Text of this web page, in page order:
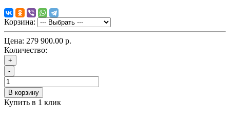
Корзина:
Цена: 279 900.00 р.
Количество:
+
-
В корзину
Купить в 1 клик